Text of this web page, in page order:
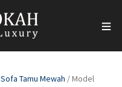
Sofa Tamu Mewah / Model